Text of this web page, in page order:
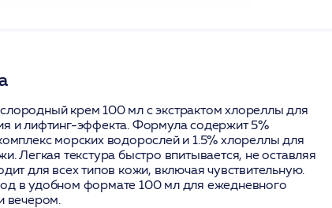
крем 100 мл с экстрактом хлореллы для
и лифтинг-эффекта. Формула содержит 5%
морских водорослей и 1.5% хлореллы для
Легкая текстура быстро впитывается, не оставляя
для всех типов кожи, включая чувствительную.
в удобном формате 100 мл для ежедневного
вечером.